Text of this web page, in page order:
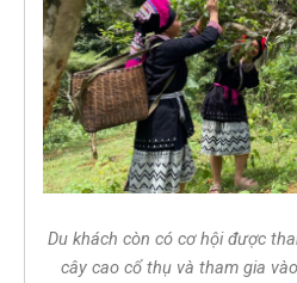
Du khách còn có cơ hội được
cây cao cổ thụ và tham gia